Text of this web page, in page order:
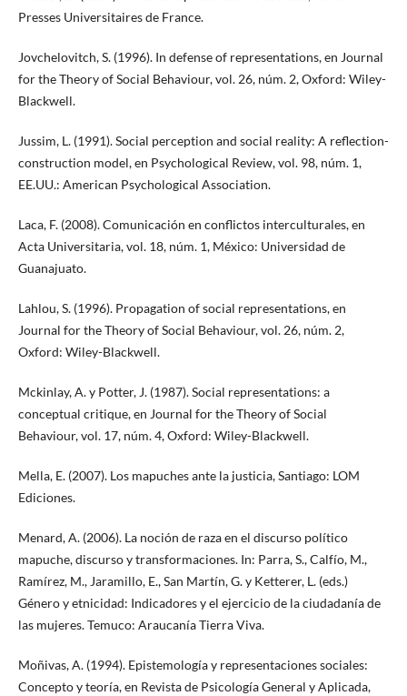
Presses Universitaires de France.
Jovchelovitch, S. (1996). In defense of representations, en Journal
for the Theory of Social Behaviour, vol. 26, núm. 2, Oxford: Wiley-
Blackwell.
Jussim, L. (1991). Social perception and social reality: A reflection-
construction model, en Psychological Review, vol. 98, núm. 1,
EE.UU.: American Psychological Association.
Laca, F. (2008). Comunicación en conflictos interculturales, en
Acta Universitaria, vol. 18, núm. 1, México: Universidad de
Guanajuato.
Lahlou, S. (1996). Propagation of social representations, en
Journal for the Theory of Social Behaviour, vol. 26, núm. 2,
Oxford: Wiley-Blackwell.
Mckinlay, A. y Potter, J. (1987). Social representations: a
conceptual critique, en Journal for the Theory of Social
Behaviour, vol. 17, núm. 4, Oxford: Wiley-Blackwell.
Mella, E. (2007). Los mapuches ante la justicia, Santiago: LOM
Ediciones.
Menard, A. (2006). La noción de raza en el discurso político
mapuche, discurso y transformaciones. In: Parra, S., Calfío, M.,
Ramírez, M., Jaramillo, E., San Martín, G. y Ketterer, L. (eds.)
Género y etnicidad: Indicadores y el ejercicio de la ciudadanía de
las mujeres. Temuco: Araucanía Tierra Viva.
Moñivas, A. (1994). Epistemología y representaciones sociales:
Concepto y teoría, en Revista de Psicología General y Aplicada,